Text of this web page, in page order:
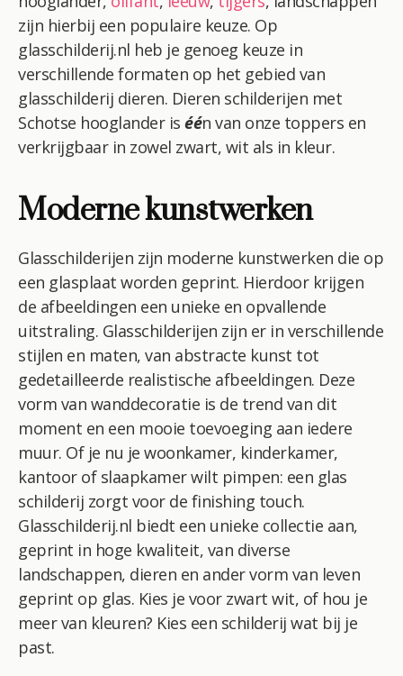
zijn hierbij een populaire keuze. Op
glasschilderij.nl heb je genoeg keuze in
verschillende formaten op het gebied van
glasschilderij dieren. Dieren schilderijen met
Schotse hooglander is één van onze toppers en
verkrijgbaar in zowel zwart, wit als in kleur.
Moderne kunstwerken
Glasschilderijen zijn moderne kunstwerken die op
een glasplaat worden geprint. Hierdoor krijgen
de afbeeldingen een unieke en opvallende
uitstraling. Glasschilderijen zijn er in verschillende
stijlen en maten, van abstracte kunst tot
gedetailleerde realistische afbeeldingen. Deze
vorm van wanddecoratie is de trend van dit
moment en een mooie toevoeging aan iedere
muur. Of je nu je woonkamer, kinderkamer,
kantoor of slaapkamer wilt pimpen: een glas
schilderij zorgt voor de finishing touch.
Glasschilderij.nl biedt een unieke collectie aan,
geprint in hoge kwaliteit, van diverse
landschappen, dieren en ander vorm van leven
geprint op glas. Kies je voor zwart wit, of hou je
meer van kleuren? Kies een schilderij wat bij je
past.